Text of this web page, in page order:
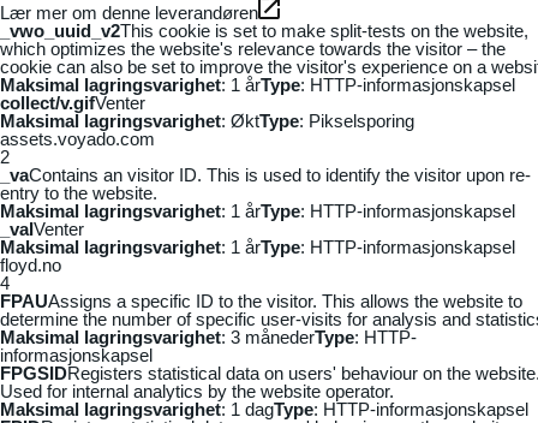
Lær mer om denne leverandøren
_vwo_uuid_v2This cookie is set to make split-tests on the website,
which optimizes the website's relevance towards the visitor – the
cookie can also be set to improve the visitor's experience on a
Maksimal lagringsvarighet: 1 årType: HTTP-informasjonskapsel
collect/v.gifVenter
Maksimal lagringsvarighet: ØktType: Pikselsporing
assets.voyado.com
2
_vaContains an visitor ID. This is used to identify the visitor upon re-
entry to the website.
Maksimal lagringsvarighet: 1 årType: HTTP-informasjonskapsel
_vaIVenter
Maksimal lagringsvarighet: 1 årType: HTTP-informasjonskapsel
floyd.no
4
FPAUAssigns a specific ID to the visitor. This allows the website to
determine the number of specific user-visits for analysis and
Maksimal lagringsvarighet: 3 månederType: HTTP-
informasjonskapsel
FPGSIDRegisters statistical data on users' behaviour on the
Used for internal analytics by the website operator.
Maksimal lagringsvarighet: 1 dagType: HTTP-informasjonskapsel